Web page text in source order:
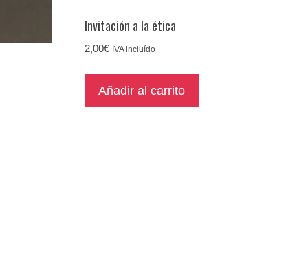
Invitación a la ética
2,00€ IVA incluído
Añadir al carrito